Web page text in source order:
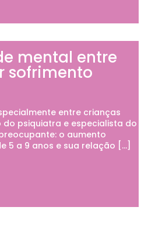
mental entre
sofrimento
entre crianças
psiquiatra e especialista do
o aumento
5 a 9 anos e sua relação […]